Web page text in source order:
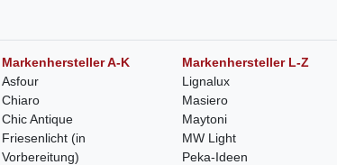
Markenhersteller A-K
Asfour
Chiaro
Chic Antique
Friesenlicht (in
Vorbereitung)
Markenhersteller L-Z
Lignalux
Masiero
Maytoni
MW Light
Peka-Ideen